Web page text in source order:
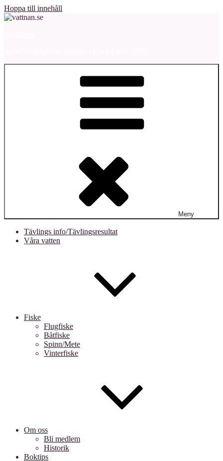
Hoppa till innehåll
Meny
Tävlings info/Tävlingsresultat
Våra vatten
Fiske
Flugfiske
Båtfiske
Spinn/Mete
Vinterfiske
Om oss
Bli medlem
Historik
Boktips